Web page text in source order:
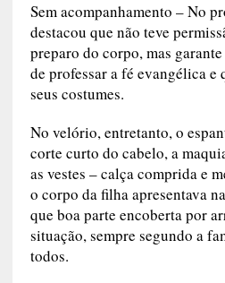
Sem acompanhamento –No
destacou que não teve
preparo do corpo, mas
de professar a fé evangélica e
seus costumes.
No velório, entretanto, o
corte curto do cabelo, a
as vestes – calça comprida e
o corpo da filha apresentava
que boa parte encoberta por
situação, sempre segundo a
todos.